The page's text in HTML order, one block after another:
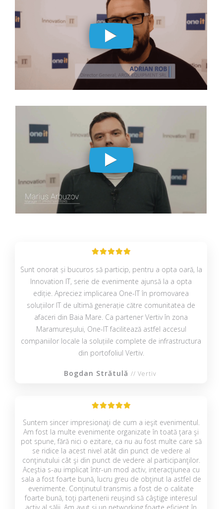
Sunt onorat și bucuros să particip, pentru a opta oară, la
Innovation IT, serie de evenimente ajunsă la a opta
ediție. Apreciez implicarea One-IT în promovarea
soluțiilor IT de ultimă generație către comunitatea de
afaceri din Baia Mare. Ca partener Vertiv în zona
Maramureșului, One-IT facilitează astfel accesul
companiilor locale la soluțiile complete de infrastructura
din portofoliul Vertiv.
Bogdan Strătulă // Vertiv
Suntem sincer impresionaţi de cum a ieşit evenimentul.
Am fost la multe evenimente organizate în toată ţara şi
pot spune, fără nici o ezitare, ca nu au fost multe care să
se ridice la acest nivel atât din punct de vedere al
conţinutului cât şi din punct de vedere al participanţilor.
Aceştia s-au implicat într-un mod activ, interacţiunea cu
sala a fost foarte bună, lucru greu de obţinut la astfel de
evenimente. Conţinutul transmis a fost de o calitate
foarte bună, toţi partenerii reuşind să câştige interesul
activ al sălii. Am avut şi un networking foarte eficient în